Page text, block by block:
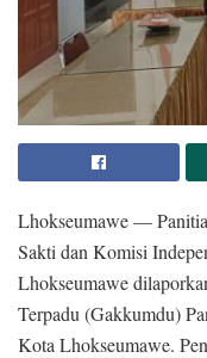
Lhokseumawe —
Sakti dan Komisi
Lhokseumawe
Terpadu (Gakkumdu)
Kota Lhokseumawe.